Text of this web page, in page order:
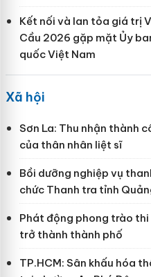
Kết nối và lan tỏa giá trị
Cầu 2026 gặp mặt Ủy
quốc Việt Nam
Xã hội
Sơn La: Thu nhận thành
của thân nhân liệt sĩ
Bồi dưỡng nghiệp vụ
chức Thanh tra tỉnh
Phát động phong trào thi
trở thành thành phố
TP.HCM: Sân khấu hóa